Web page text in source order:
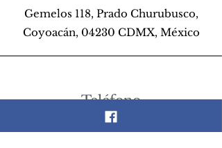
Gemelos 118, Prado Churubusco,
Coyoacán, 04230 CDMX, México
Teléfono
55 26 89 13 14